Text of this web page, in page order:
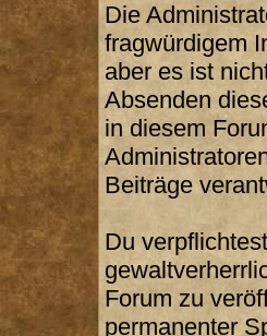
Die
fragwürdigem
aber es ist
Absenden
in diesem
Beiträge
Du
Forum zu
permanenter